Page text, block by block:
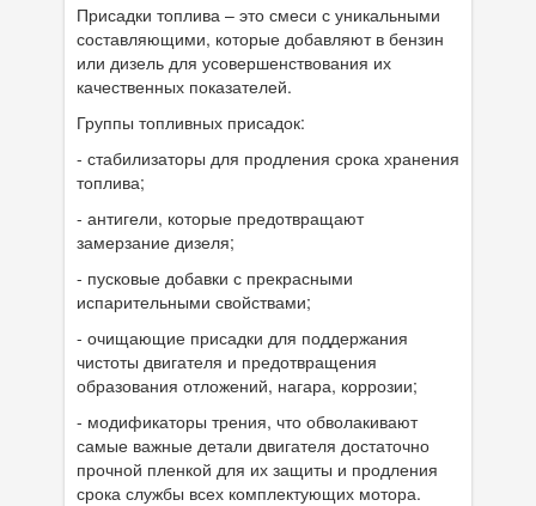
Присадки топлива – это смеси с уникальными
составляющими, которые добавляют в бензин
или дизель для усовершенствования их
качественных показателей.
Группы топливных присадок:
- стабилизаторы для продления срока хранения
топлива;
- антигели, которые предотвращают
замерзание дизеля;
- пусковые добавки с прекрасными
испарительными свойствами;
- очищающие присадки для поддержания
чистоты двигателя и предотвращения
образования отложений, нагара, коррозии;
- модификаторы трения, что обволакивают
самые важные детали двигателя достаточно
прочной пленкой для их защиты и продления
срока службы всех комплектующих мотора.